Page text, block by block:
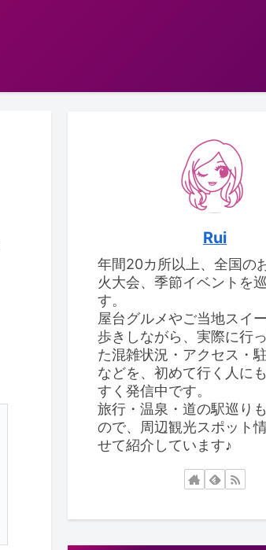
Rui
年間20カ所以上、全国の
火大会、季節イベントを
す。
屋台グルメやご当地スイ
歩きしながら、実際に行
た混雑状況・アクセス・
などを、初めて行く人に
すく発信中です。
旅行・温泉・道の駅巡り
ので、周辺観光スポット
せて紹介しています♪